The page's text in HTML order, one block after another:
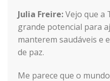
Julia Freire:Vejo que a
grande potencial para
manterem saudáveis e
de paz.
Me parece que o